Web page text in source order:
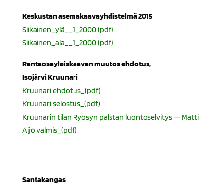
Keskustan asemakaavayhdistelmä 2015
Siikainen_ylä__1_2000 (pdf)
Siikainen_ala__1_2000 (pdf)
Rantaosayleiskaavan muutos ehdotus,
Isojärvi Kruunari
Kruunari ehdotus_(pdf)
Kruunari selostus_(pdf)
Kruunarin tilan Ryösyn palstan luontoselvitys — Matti
Äijö valmis_(pdf)
Santakangas